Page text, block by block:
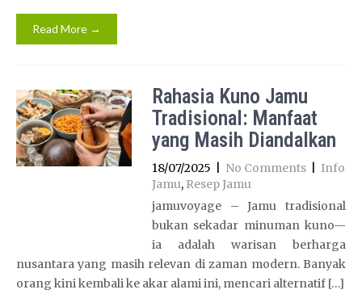
Read More →
Rahasia Kuno Jamu
Tradisional: Manfaat
yang Masih Diandalkan
18/07/2025 No Comments
Info
Jamu, Resep Jamu
jamuvoyage – Jamu tradisional
bukan sekadar minuman kuno—
ia adalah warisan berharga
nusantara yang masih relevan di zaman modern. Banyak
orang kini kembali ke akar alami ini, mencari alternatif […]